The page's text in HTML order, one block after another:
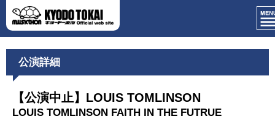
公演詳細
【公演中止】LOUIS TOMLINSON
LOUIS TOMLINSON FAITH IN THE FUTRUE